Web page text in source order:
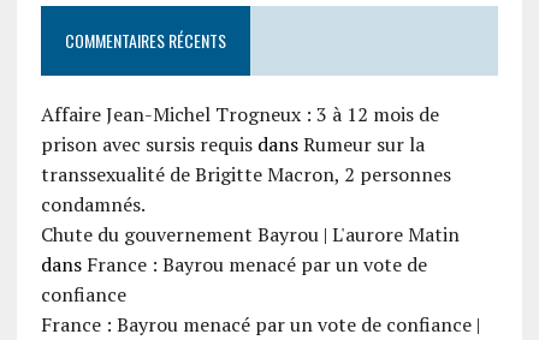
COMMENTAIRES RÉCENTS
Affaire Jean-Michel Trogneux : 3 à 12 mois de
prison avec sursis requisdansRumeur sur la
transsexualité de Brigitte Macron, 2 personnes
condamnés.
Chute du gouvernement Bayrou | L'aurore Matin
dans France : Bayrou menacé par un vote de
confiance
France : Bayrou menacé par un vote de confiance |